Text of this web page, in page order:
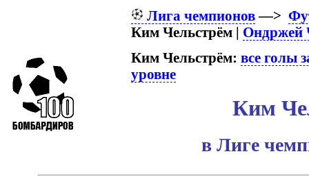
Лига чемпионов—>
Ким Чельстрём | Ондржей
Ким Чельстрём:все голы
уровне
Ким
в Лиге